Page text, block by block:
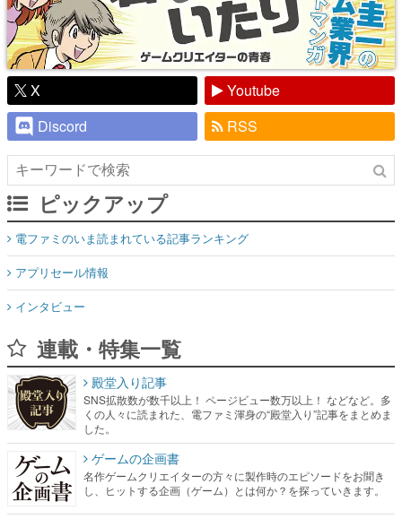
X
Youtube
Discord
RSS
ピックアップ
電ファミのいま読まれている記事ランキング
アプリセール情報
インタビュー
連載・特集一覧
殿堂入り記事
SNS拡散数が数千以上！ ページビュー数万以上！ などなど。多
くの人々に読まれた、電ファミ渾身の“殿堂入り”記事をまとめま
した。
ゲームの企画書
名作ゲームクリエイターの方々に製作時のエピソードをお聞き
し、ヒットする企画（ゲーム）とは何か？を探っていきます。